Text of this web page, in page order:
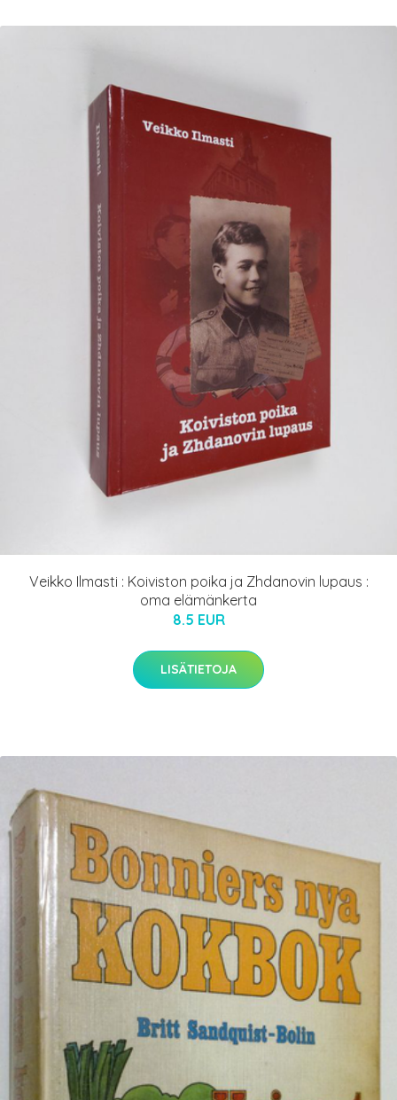
Veikko Ilmasti : Koiviston poika ja Zhdanovin lupaus :
oma elämänkerta
8.5 EUR
LISÄTIETOJA